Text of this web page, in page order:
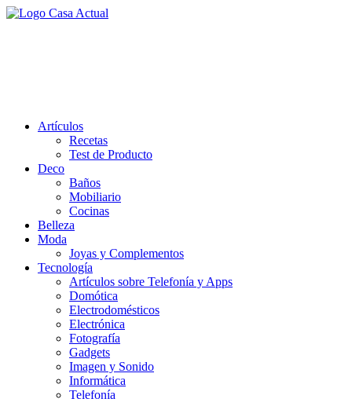
Saltar
Artículos
Recetas
Test de Producto
Deco
Baños
Mobiliario
Cocinas
Belleza
Moda
Joyas y Complementos
Tecnología
Artículos sobre Telefonía y Apps
Domótica
Electrodomésticos
Electrónica
Fotografía
Gadgets
Imagen y Sonido
Informática
Telefonía